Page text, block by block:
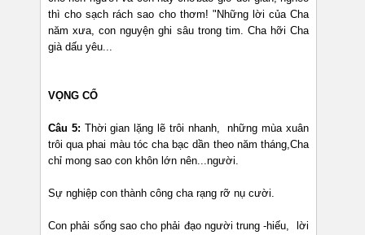
thì cho sạch rách sao cho thơm! "Những lời của Cha
năm xưa, con nguyện ghi sâu trong tim. Cha hỡi Cha
già dấu yêu...
VỌNG CỔ
Câu 5: Thời gian lặng lẽ trôi nhanh, những mùa xuân
trôi qua phai màu tóc cha bạc dần theo năm tháng,Cha
chỉ mong sao con khôn lớn nên...người.
Sự nghiệp con thành công cha rạng rỡ nụ cười.
Con phải sống sao cho phải đạo người trung -hiếu, lời